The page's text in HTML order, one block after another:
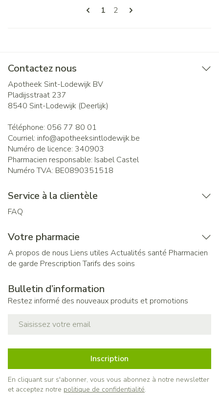
Pages
Vous lisez actuellement la page
1 Page
2
Contactez nous
Apotheek Sint-Lodewijk BV
Pladijsstraat 237
8540 Sint-Lodewijk (Deerlijk)
Téléphone: 056 77 80 01
Courriel: info@apotheeksintlodewijk.be
Numéro de licence: 340903
Pharmacien responsable: Isabel Castel
Numéro TVA: BE0890351518
Service à la clientèle
FAQ
Votre pharmacie
A propos de nous Liens utiles Actualités santé Pharmacien
de garde Prescription Tarifs des soins
Bulletin d’information
Restez informé des nouveaux produits et promotions
Inscription
En cliquant sur s'abonner, vous vous abonnez à notre newsletter
et acceptez notre politique de confidentialité.